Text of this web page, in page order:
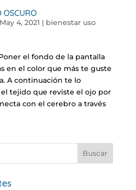
OSCURO
May 4, 2021 | bienestar uso
el fondo de la pantalla
en el color que más te guste
A continuación te lo
el tejido que reviste el ojo por
con el cerebro a través